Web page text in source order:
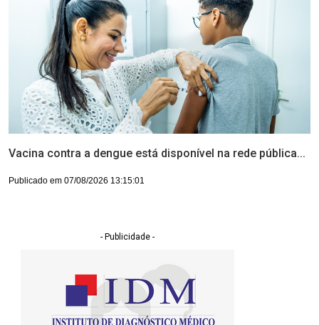
Vacina contra a dengue está disponível na rede pública...
Publicado em 07/08/2026 13:15:01
- Publicidade -